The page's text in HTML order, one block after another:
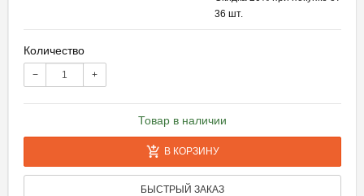
36 шт.
Количество
− +
Товар в наличии
В КОРЗИНУ
БЫСТРЫЙ ЗАКАЗ